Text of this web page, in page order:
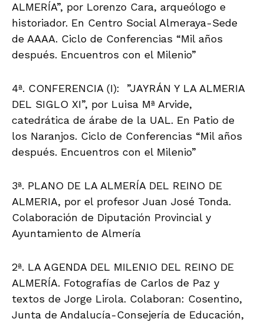
ALMERÍA”, por Lorenzo Cara, arqueólogo e
historiador. En Centro Social Almeraya-Sede
de AAAA. Ciclo de Conferencias “Mil años
después. Encuentros con el Milenio”
4ª. CONFERENCIA (I): ”JAYRÁN Y LA ALMERIA
DEL SIGLO XI”, por Luisa Mª Arvide,
catedrática de árabe de la UAL. En Patio de
los Naranjos. Ciclo de Conferencias “Mil años
después. Encuentros con el Milenio”
3ª. PLANO DE LA ALMERÍA DEL REINO DE
ALMERIA, por el profesor Juan José Tonda.
Colaboración de Diputación Provincial y
Ayuntamiento de Almería
2ª. LA AGENDA DEL MILENIO DEL REINO DE
ALMERÍA. Fotografías de Carlos de Paz y
textos de Jorge Lirola. Colaboran: Cosentino,
Junta de Andalucía-Consejería de Educación,